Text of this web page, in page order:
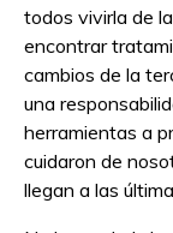
todos vivirla de
encontrar
cambios de la
una
herramientas a
cuidaron de
llegan a las